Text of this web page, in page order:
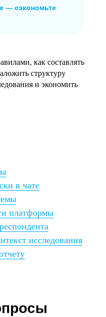
— сэкономьте
как составлять
структуру
и экономить
в чате
платформы
исследования